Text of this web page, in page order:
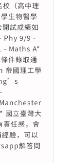
校（高中理
生物醫學
試成績如
Phy 9/9 -
- Maths A*
件錄取通
國理工學
國立臺灣大
責任感，會
驗，可以
解答問